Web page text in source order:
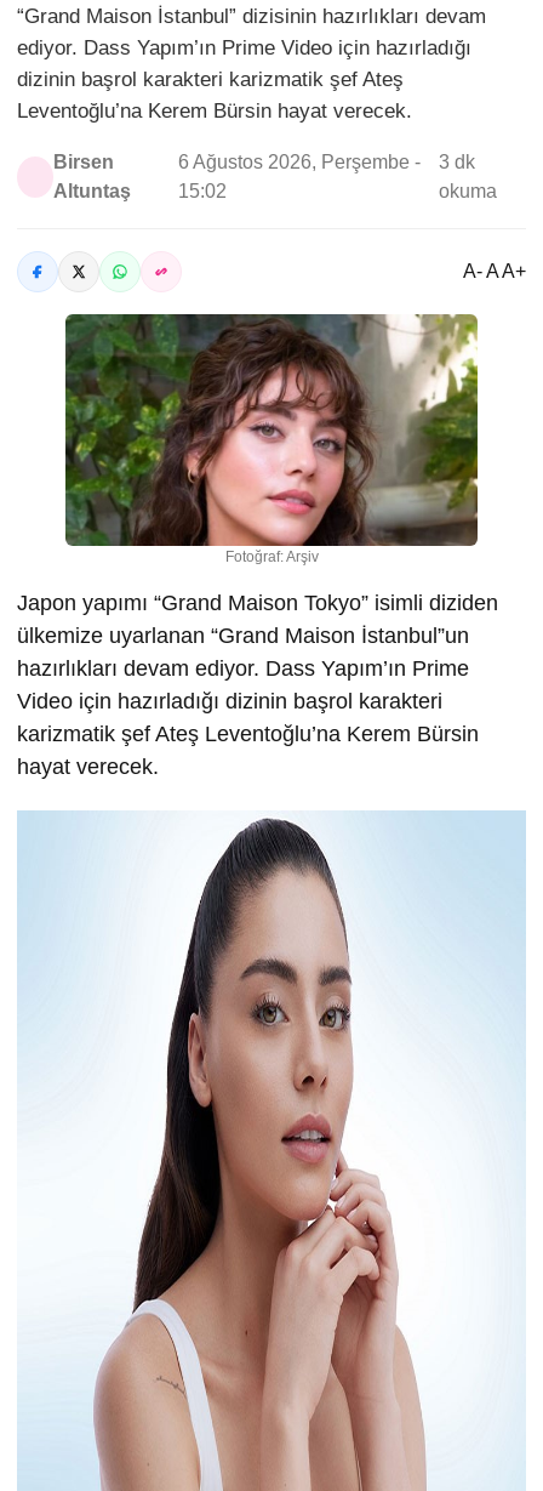
“Grand Maison İstanbul” dizisinin hazırlıkları devam
ediyor. Dass Yapım’ın Prime Video için hazırladığı
dizinin başrol karakteri karizmatik şef Ateş
Leventoğlu’na Kerem Bürsin hayat verecek.
Birsen
Altuntaş
6 Ağustos 2026, Perşembe -
15:02
3 dk
okuma
A- A A+
Fotoğraf: Arşiv
Japon yapımı “Grand Maison Tokyo” isimli diziden
ülkemize uyarlanan “Grand Maison İstanbul”un
hazırlıkları devam ediyor. Dass Yapım’ın Prime
Video için hazırladığı dizinin başrol karakteri
karizmatik şef Ateş Leventoğlu’na Kerem Bürsin
hayat verecek.